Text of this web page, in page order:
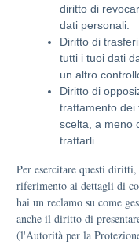
diritto di
dati personali.
Diritto di
tutti i tuoi dati
un altro
Diritto di
trattamento dei
scelta, a meno
trattarli.
Per esercitare questi
riferimento ai dettagli di
hai un reclamo su come
anche il diritto di
(l'Autorità per la